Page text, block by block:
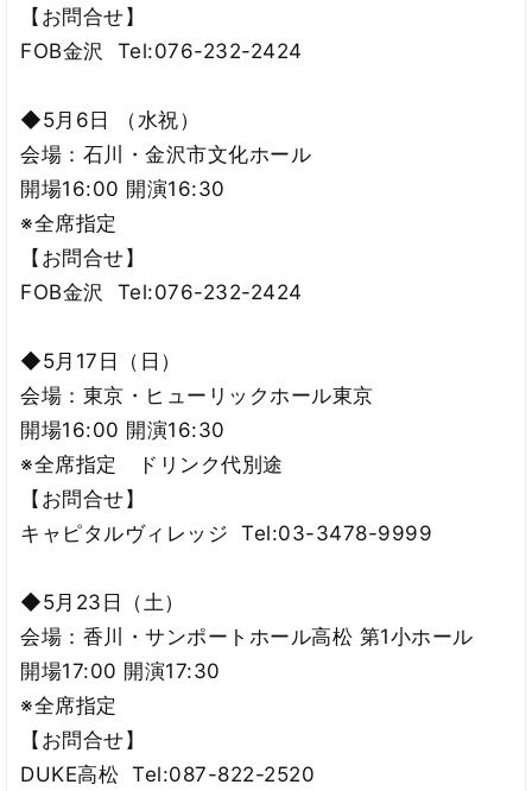
【お問合せ】
FOB金沢 Tel:076-232-2424
◆5月6日 （水祝）
会場：石川・金沢市文化ホール
開場16:00 開演16:30
※全席指定
【お問合せ】
FOB金沢 Tel:076-232-2424
◆5月17日（日）
会場：東京・ヒューリックホール東京
開場16:00 開演16:30
※全席指定 ドリンク代別途
【お問合せ】
キャピタルヴィレッジ Tel:03-3478-9999
◆5月23日（土）
会場：香川・サンポートホール高松 第1小ホール
開場17:00 開演17:30
※全席指定
【お問合せ】
DUKE高松 Tel:087-822-2520